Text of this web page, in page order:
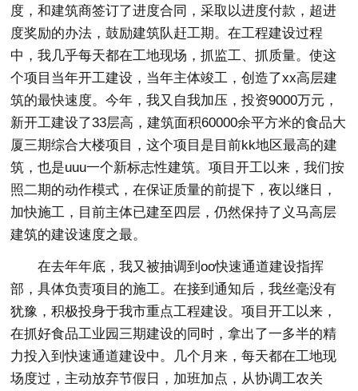
度，和建筑商签订了进度合同，采取以进度付款，超进
度奖励的办法，鼓励建筑队赶工期。在工程建设过程
中，我几乎每天都在工地现场，抓监工、抓质量。使这
个项目当年开工建设，当年主体竣工，创造了xx高层建
筑的最快速度。今年，我又自我加压，投资9000万元，
新开工建设了33层高，建筑面积60000余平方米的食品大
厦三期综合大楼项目，这个项目是目前kk地区最高的建
筑，也是uuu一个新标志性建筑。项目开工以来，我们按
照二期的动作模式，在保证质量的前提下，夜以继日，
加快施工，目前主体已建至四层，仍然保持了义马高层
建筑的建设速度之最。
在去年年底，我又被抽调到oo快速通道建设指挥
部，具体负责项目的施工。在接到通知后，我丝毫没有
犹豫，积极投身于我市重点工程建设。项目开工以来，
在抓好食品工业园三期建设的同时，拿出了一多半的精
力投入到快速通道建设中。几个月来，每天都在工地现
场度过，主动放弃节假日，加班加点，从协调工农关